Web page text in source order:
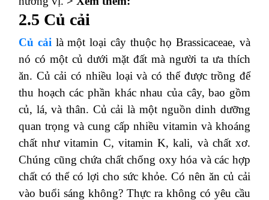
2.5 Củ cải
Củ cải là một loại cây thuộc họ Brassicaceae, và
nó có một củ dưới mặt đất mà người ta ưa thích
ăn. Củ cải có nhiều loại và có thể được trồng để
thu hoạch các phần khác nhau của cây, bao gồm
củ, lá, và thân. Củ cải là một nguồn dinh dưỡng
quan trọng và cung cấp nhiều vitamin và khoáng
chất như vitamin C, vitamin K, kali, và chất xơ.
Chúng cũng chứa chất chống oxy hóa và các hợp
chất có thể có lợi cho sức khỏe. Có nên ăn củ cải
vào buổi sáng không? Thực ra không có yêu cầu